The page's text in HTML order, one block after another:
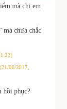
mà chị em
mà chưa chắc
(21/06/2017,
hồi phục?